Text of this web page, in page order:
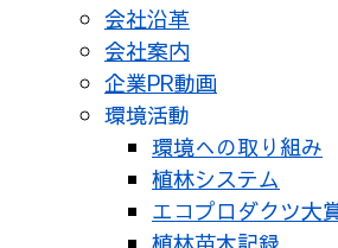
会社沿革
会社案内
企業PR動画
環境活動
環境への取り組み
植林システム
エコプロダクツ大